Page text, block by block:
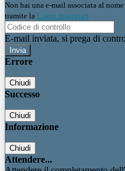
Non hai una e-mail associata al
tramite la Login Spaggiari
E-mail inviata, si prega di
Errore
Chiudi
Successo
Chiudi
Informazione
Chiudi
Attendere...